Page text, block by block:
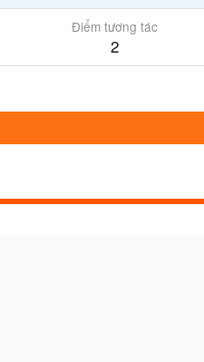
Điểm tương tác
2